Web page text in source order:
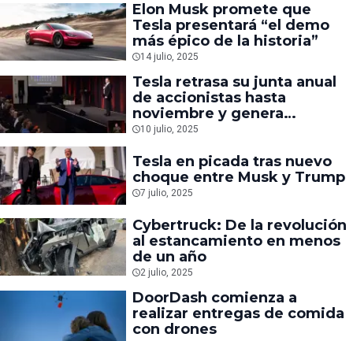
Elon Musk promete que
Tesla presentará “el demo
más épico de la historia”
14 julio, 2025
Tesla retrasa su junta anual
de accionistas hasta
noviembre y genera
incertidumbre
10 julio, 2025
Tesla en picada tras nuevo
choque entre Musk y Trump
7 julio, 2025
Cybertruck: De la revolución
al estancamiento en menos
de un año
2 julio, 2025
DoorDash comienza a
realizar entregas de comida
con drones